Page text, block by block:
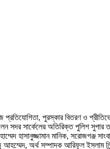
প্রতিযোগিতা, পুরস্কার বিতরণ ও
সদর সার্কেলের অতিরিক্ত পুলিশ সুপার
হাসানুজ্জামান মানিক, সরোজগঞ্জ
অর্থ সম্পাদক আরিফুল ইসলাম